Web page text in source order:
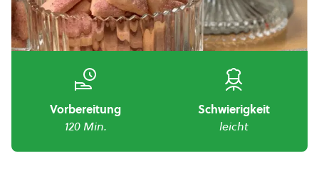
Vorbereitung
120 Min.
Schwierigkeit
leicht